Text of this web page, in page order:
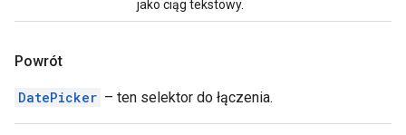
jako ciąg tekstowy.
Powrót
DatePicker – ten selektor do łączenia.